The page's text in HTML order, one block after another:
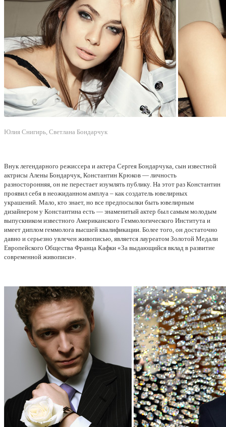
Юлия Снигирь, Светлана Бондарчук
Внук легендарного режиссера и актера Сергея Бондарчука, сын известной
актрисы Алены Бондарчук, Константин Крюков — личность
разносторонняя, он не перестает изумлять публику. На этот раз Константин
проявил себя в неожиданном амплуа – как создатель ювелирных
украшений. Мало, кто знает, но все предпосылки быть ювелирным
дизайнером у Константина есть — знаменитый актер был самым молодым
выпускником известного Американского Геммологического Института и
имеет диплом геммолога высшей квалификации. Более того, он достаточно
давно и серьезно увлечен живописью, является лауреатом Золотой Медали
Европейского Общества Франца Кафки «За выдающийся вклад в развитие
современной живописи».